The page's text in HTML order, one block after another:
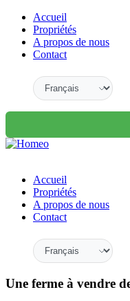
Accueil
Propriétés
A propos de nous
Contact
Accueil
Propriétés
A propos de nous
Contact
Une ferme à vendre